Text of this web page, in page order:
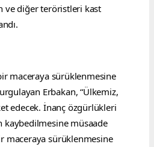
ve diğer teröristleri kast
maceraya sürüklenmesine
Erbakan, “Ülkemiz,
edecek. İnanç özgürlükleri
kaybedilmesine müsaade
maceraya sürüklenmesine